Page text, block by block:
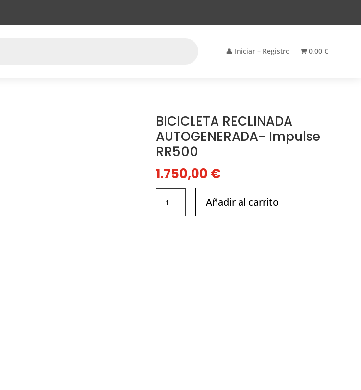
👤 Iniciar – Registro 0,00 €
BICICLETA RECLINADA
AUTOGENERADA- Impulse
RR500
1.750,00 €
RECLINADA
AUTOGENERADA-
Añadir al carrito